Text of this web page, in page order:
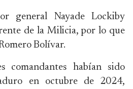
general Nayade Lockiby
de la Milicia, por lo que
Bolívar.
comandantes habían sido
en octubre de 2024,